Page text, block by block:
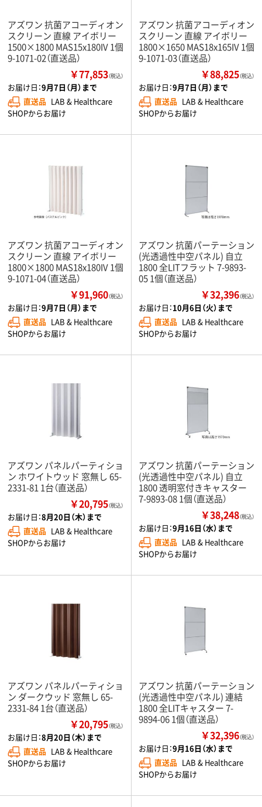
アズワン 抗菌アコーディオン
スクリーン 直線 アイボリー
1500×1800 MAS15x180IV 1個
9-1071-02（直送品）
￥77,853（税込）
お届け日：9月7日（月）まで
直送品 LAB & Healthcare
SHOPからお届け
アズワン 抗菌アコーディオン
スクリーン 直線 アイボリー
1800×1650 MAS18x165IV 1個
9-1071-03（直送品）
￥88,825（税込）
お届け日：9月7日（月）まで
直送品 LAB & Healthcare
SHOPからお届け
アズワン 抗菌アコーディオン
スクリーン 直線 アイボリー
1800×1800 MAS18x180IV 1個
9-1071-04（直送品）
￥91,960（税込）
お届け日：9月7日（月）まで
直送品 LAB & Healthcare
SHOPからお届け
アズワン 抗菌パーテーション
(光透過性中空パネル) 自立
1800 全LITフラット 7-9893-
05 1個（直送品）
￥32,396（税込）
お届け日：10月6日（火）まで
直送品 LAB & Healthcare
SHOPからお届け
アズワン パネルパーティショ
ン ホワイトウッド 窓無し 65-
2331-81 1台（直送品）
￥20,795（税込）
お届け日：8月20日（木）まで
直送品 LAB & Healthcare
SHOPからお届け
アズワン 抗菌パーテーション
(光透過性中空パネル) 自立
1800 透明窓付きキャスター
7-9893-08 1個（直送品）
￥38,248（税込）
お届け日：9月16日（水）まで
直送品 LAB & Healthcare
SHOPからお届け
アズワン パネルパーティショ
ン ダークウッド 窓無し 65-
2331-84 1台（直送品）
￥20,795（税込）
お届け日：8月20日（木）まで
直送品 LAB & Healthcare
SHOPからお届け
アズワン 抗菌パーテーション
(光透過性中空パネル) 連結
1800 全LITキャスター 7-
9894-06 1個（直送品）
￥32,396（税込）
お届け日：9月16日（水）まで
直送品 LAB & Healthcare
SHOPからお届け